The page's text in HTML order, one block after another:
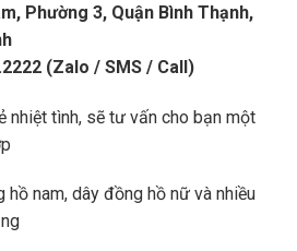
Phường 3, Quận Bình Thạnh,
(Zalo / SMS / Call)
nhiệt tình, sẽ tư vấn cho bạn một
hồ nam, dây đồng hồ nữ và nhiều